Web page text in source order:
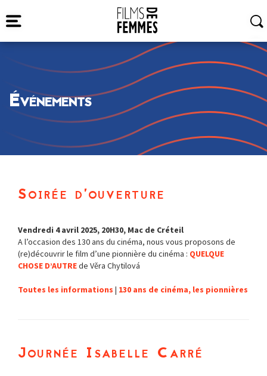
Événements
Soirée d’ouverture
Vendredi 4 avril 2025, 20H30, Mac de Créteil
A l’occasion des 130 ans du cinéma, nous vous proposons de
(re)découvrir le film d’une pionnière du cinéma : QUELQUE
CHOSE D’AUTREde Věra Chytilová
Toutes les informations | 130 ans de cinéma, les pionnières
Journée Isabelle Carré